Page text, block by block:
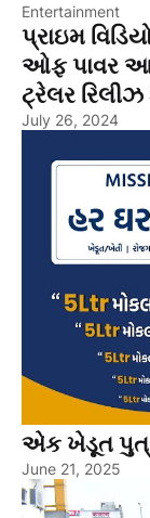
Entertainment
પ્રાઇમ
ઓફ પાવર
ટ્રેલર
July 26, 2024
એક ખેડૂત
June 21, 2025